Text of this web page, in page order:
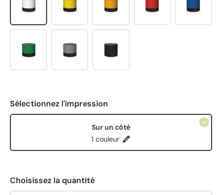
Sélectionnez l'impression
Sur un côté
1 couleur
Choisissez la quantité